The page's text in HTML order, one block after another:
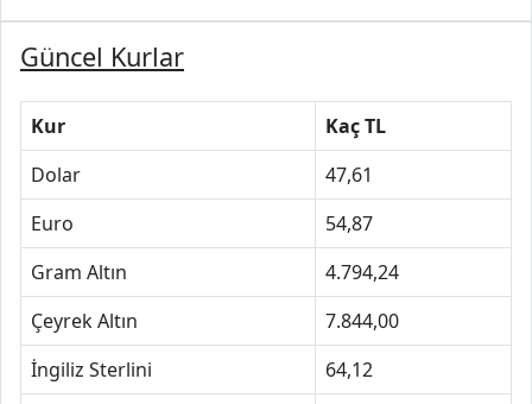
Güncel Kurlar
Kur
Kaç TL
Dolar
47,61
Euro
54,87
Gram Altın
4.794,24
Çeyrek Altın
7.844,00
İngiliz Sterlini
64,12